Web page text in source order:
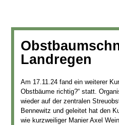
Landregen
Am 17.11.24 fand ein weiterer
Obstbäume richtig?“ statt.
wieder auf der zentralen
Bennewitz und geleitet hat den
wie kurzweiliger Manier Axel